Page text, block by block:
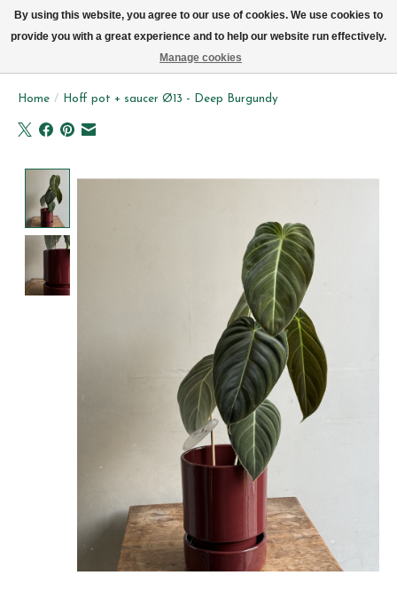
Home / Hoff pot + saucer Ø13 - Deep Burgundy
Product image slideshow Items
By using this website, you agree to our use of cookies. We use cookies to
provide you with a great experience and to help our website run effectively.
Manage cookies